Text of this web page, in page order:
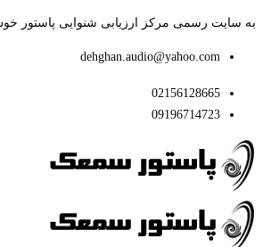
به سایت رسمی مرکز ارزیابی شنوایی پاستور
dehghan.audio@yahoo.com
02156128665
09196714723